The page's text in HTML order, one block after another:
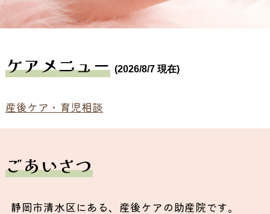
ケアメニュー (2026/8/7 現在)
産後ケア・育児相談
ごあいさつ
静岡市清水区にある、産後ケアの助産院です。